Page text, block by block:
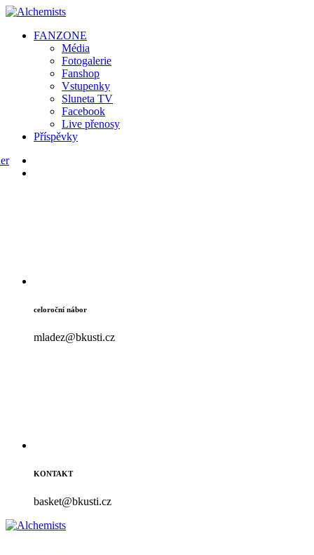
FANZONE
Média
Fotogalerie
Fanshop
Vstupenky
Sluneta TV
Facebook
Live přenosy
Příspěvky
celoroční nábor
mladez@bkusti.cz
KONTAKT
basket@bkusti.cz